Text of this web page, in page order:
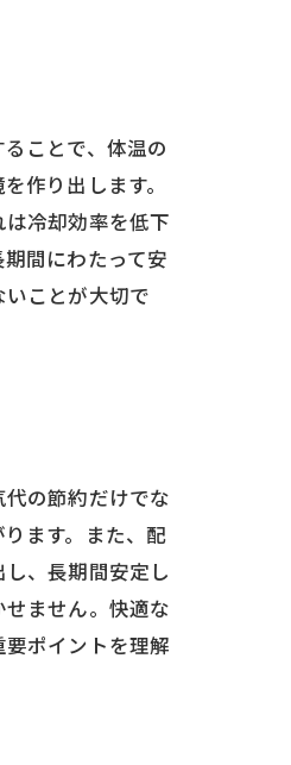
ことで、体温の
作り出します。
冷却効率を低下
間にわたって安
ことが大切で
の節約だけでな
ます。また、配
、長期間安定し
ません。快適な
ポイントを理解